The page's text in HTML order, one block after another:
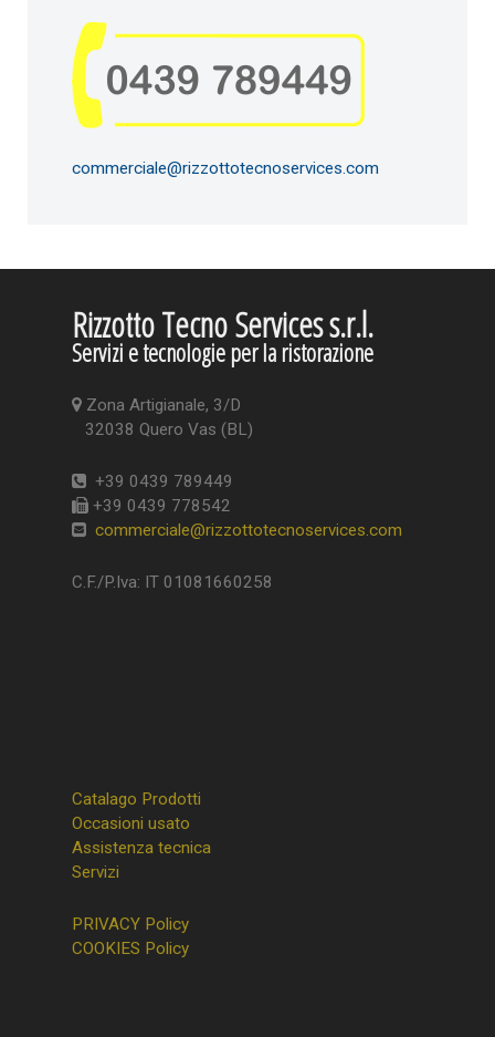
commerciale@rizzottotecnoservices.com
Rizzotto Tecno Services s.r.l.
Servizi e tecnologie per la ristorazione
Zona Artigianale, 3/D
32038 Quero Vas (BL)
+39 0439 789449
+39 0439 778542
commerciale@rizzottotecnoservices.com
C.F./P.Iva: IT 01081660258
Catalago Prodotti
Occasioni usato
Assistenza tecnica
Servizi
PRIVACY Policy
COOKIES Policy